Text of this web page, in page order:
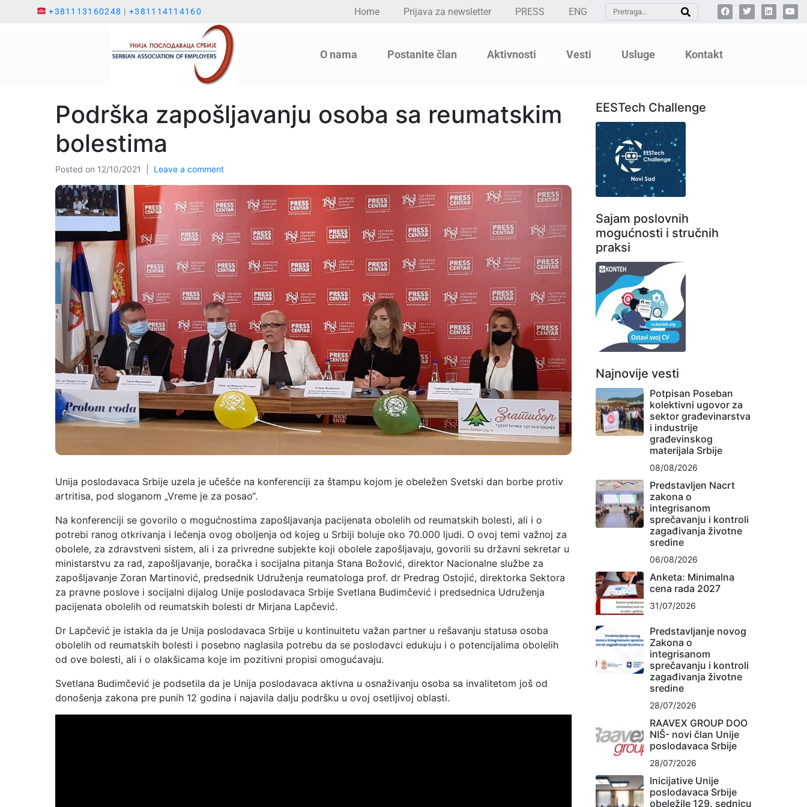
+381113160248 |+381114114160 Home Prijava za newsletter PRESS ENG
O nama Postanite član Aktivnosti Vesti Usluge Kontakt
Podrška zapošljavanju osoba sa reumatskim
bolestima
Posted on 12/10/2021 Leave a comment
Unija poslodavaca Srbije uzela je učešće na konferenciji za štampu kojom je obeležen Svetski dan borbe protiv
artritisa, pod sloganom „Vreme je za posao“.
Na konferenciji se govorilo o mogućnostima zapošljavanja pacijenata obolelih od reumatskih bolesti, ali i o
potrebi ranog otkrivanja i lečenja ovog oboljenja od kojeg u Srbiji boluje oko 70.000 ljudi. O ovoj temi važnoj za
obolele, za zdravstveni sistem, ali i za privredne subjekte koji obolele zapošljavaju, govorili su državni sekretar u
ministarstvu za rad, zapošljavanje, boračka i socijalna pitanja Stana Božović, direktor Nacionalne službe za
zapošljavanje Zoran Martinović, predsednik Udruženja reumatologa prof. dr Predrag Ostojić, direktorka Sektora
za pravne poslove i socijalni dijalog Unije poslodavaca Srbije Svetlana Budimčević i predsednica Udruženja
pacijenata obolelih od reumatskih bolesti dr Mirjana Lapčević.
Dr Lapčević je istakla da je Unija poslodavaca Srbije u kontinuitetu važan partner u rešavanju statusa osoba
obolelih od reumatskih bolesti i posebno naglasila potrebu da se poslodavci edukuju i o potencijalima obolelih
od ove bolesti, ali i o olakšicama koje im pozitivni propisi omogućavaju.
Svetlana Budimčević je podsetila da je Unija poslodavaca aktivna u osnaživanju osoba sa invalitetom još od
donošenja zakona pre punih 12 godina i najavila dalju podršku u ovoj osetljivoj oblasti.
EESTech Challenge
Sajam poslovnih
mogućnosti i stručnih
praksi
Najnovije vesti
Potpisan Poseban
kolektivni ugovor za
sektor građevinarstva
i industrije
građevinskog
materijala Srbije
08/08/2026
Predstavljen Nacrt
zakona o
integrisanom
sprečavanju i kontroli
zagađivanja životne
sredine
06/08/2026
Anketa: Minimalna
cena rada 2027
31/07/2026
Predstavljanje novog
Zakona o
integrisanom
sprečavanju i kontroli
zagađivanja životne
sredine
28/07/2026
RAAVEX GROUP DOO
NIŠ- novi član Unije
poslodavaca Srbije
28/07/2026
Inicijative Unije
poslodavaca Srbije
obeležile 129. sednicu